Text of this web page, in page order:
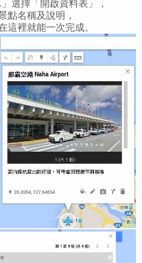
選擇「開啟資料表」，
點名稱及說明，
這裡就能一次完成。